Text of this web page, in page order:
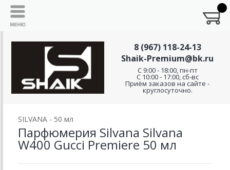
8 (967) 118-24-13
Shaik-Premium@bk.ru
C 9:00 - 18:00, пн-пт
С 10:00 - 17:00, сб-вс
Приём заказов на сайте -
круглосуточно.
SILVANA - 50 мл
Парфюмерия Silvana Silvana
W400 Gucci Premiere 50 мл